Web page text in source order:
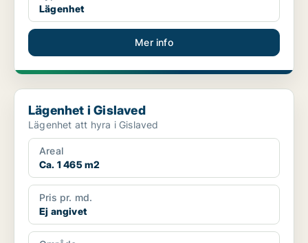
Lägenhet
Mer info
Lägenhet i Gislaved
Lägenhet i Gislaved
Lägenhet att hyra i Gislaved
Areal
Ca. 1 465 m2
Pris pr. md.
Ej angivet